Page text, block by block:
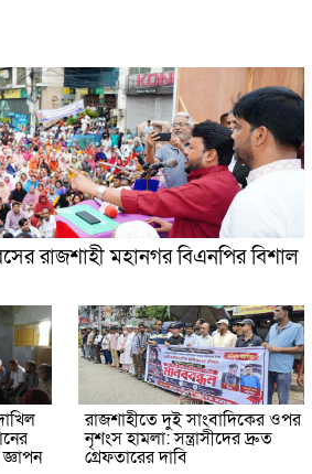
রাজশাহী মহানগর বিএনপির বিশাল
জ্ঞাপন
রাজশাহীতে দুই সাংবাদিকের ওপর
নৃশংস হামলা: সন্ত্রাসীদের দ্রুত
গ্রেফতারের দাবি